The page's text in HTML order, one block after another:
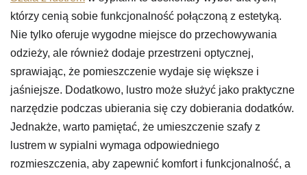
którzy cenią sobie funkcjonalność połączoną z estetyką.
Nie tylko oferuje wygodne miejsce do przechowywania
odzieży, ale również dodaje przestrzeni optycznej,
sprawiając, że pomieszczenie wydaje się większe i
jaśniejsze. Dodatkowo, lustro może służyć jako praktyczne
narzędzie podczas ubierania się czy dobierania dodatków.
Jednakże, warto pamiętać, że umieszczenie szafy z
lustrem w sypialni wymaga odpowiedniego
rozmieszczenia, aby zapewnić komfort i funkcjonalność, a